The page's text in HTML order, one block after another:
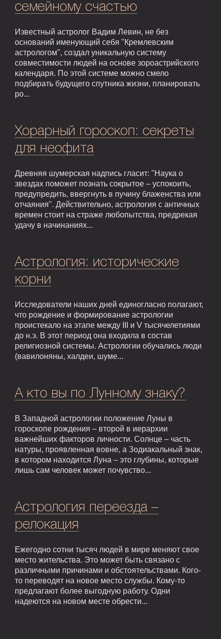
семейному счастью
Известный астролог Вадим Левин, не без
оснований именующий себя "Кремлевским
астрологом", создал уникальную систему
совместимости людей на основе зороастрийского
календаря. По этой системе можно смело
подбирать будущего спутника жизни, планировать
ро...
Хорарный гороскоп: секреты
для неофита
Древняя шумерская надпись гласит: "Наука о
звездах поможет познать сокрытое – успокоить,
предупредить, ввергнуть в пучину блаженства или
отчаяния". Действительно, астрология с античных
времен стоит на страже любопытства, предрекая
удачу в начинаниях...
Астрология: исторические
корни
Исследователи наших дней единогласно полагают,
что рождение и формирование астрологии
проистекало на этапе между III и V тысячелетиями
до н.э. В этот период она входила в состав
религиозной системы. Астрологии обучались люди
(вавилоняны, халдеи, шуме...
А кто вы по Лунному знаку?
В Западной астрологии положение Луны в
гороскопе рождения – второй в иерархии
важнейших факторов личности. Солнце – часть
натуры, проявленная вовне, а Зодиакальный знак,
в котором находится Луна – это глубины, которые
лишь сам человек может почувство...
Астрология переезда –
релокация
Ежегодно сотни тысяч людей в мире меняют свое
место жительства. Это может быть связано с
различными причинами и обстоятельствами. Кого-
то переводят на новое место службы. Кому-то
предлагают более выгодную работу. Одни
надеются на новом месте обрести...